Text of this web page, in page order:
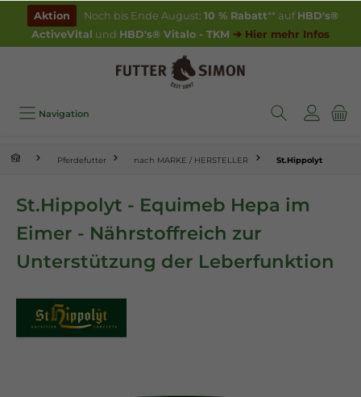
springen
Aktion Noch bis Ende August: 10 % Rabatt** auf HBD's®
ActiveVital und HBD's® Vitalo - TKM ➔ Hier mehr Infos
Navigation
Pferdefutter nach MARKE / HERSTELLER St.Hippolyt
St.Hippolyt - Equimeb Hepa im
Eimer - Nährstoffreich zur
Unterstützung der Leberfunktion